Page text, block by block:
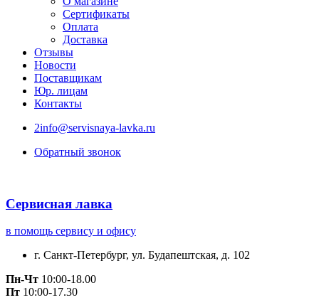
Сертификаты
Оплата
Доставка
Отзывы
Новости
Поставщикам
Юр. лицам
Контакты
2info@servisnaya-lavka.ru
Обратный звонок
Сервисная лавка
в помощь сервису и офису
г. Санкт-Петербург, ул. Будапештская, д. 102
Пн-Чт 10:00-18.00
Пт 10:00-17.30